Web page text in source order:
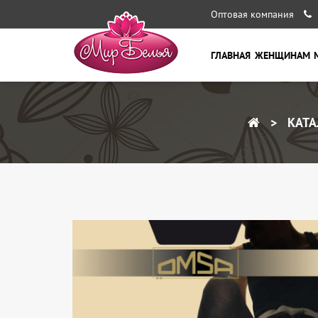
Оптовая компания
ГЛАВНАЯ ЖЕНЩИНАМ